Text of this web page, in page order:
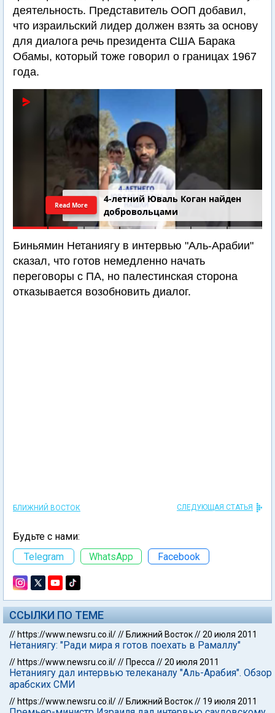
деятельность. Представитель ООП добавил,
что израильский лидер должен взять за основу
для диалога речь президента США Барака
Обамы, который тоже говорил о границах 1967
года.
4-летний Юваль Коган найден
добровольцами
Read More
Биньямин Нетаниягу в интервью "Аль-Арабии"
сказал, что готов немедленно начать
переговоры с ПА, но палестинская сторона
отказывается возобновить диалог.
БЛИЖНИЙ ВОСТОК СЛЕДУЮЩАЯ СТАТЬЯ
Будьте с нами:
Telegram
WhatsApp Facebook
ССЫЛКИ ПО ТЕМЕ
// https://www.newsru.co.il/// Ближний Восток//20 июля 2011
Нетаниягу: "Ради мира я готов поехать в Рамаллу"
// https://www.newsru.co.il/// Пресса //20 июля 2011
Нетаниягу дал интервью телеканалу "Аль-Арабия". Обзор
арабских СМИ
// https://www.newsru.co.il/// Ближний Восток// 19 июля 2011